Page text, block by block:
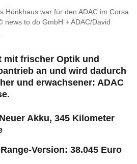
Hönkhaus war für den ADAC im Corsa
news to do GmbH + ADAC/David
mit frischer Optik und
an und wird dadurch
und erwachsener: ADAC
Akku, 345 Kilometer
Version: 38.045 Euro